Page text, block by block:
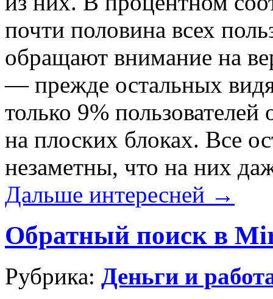
почти половина всех
обращают внимание на
— прежде остальных
только 9%
на плоских блоках. Все
незаметны, что на них
Дальше интересней →
Обратный поиск в
Рубрика: Деньги и